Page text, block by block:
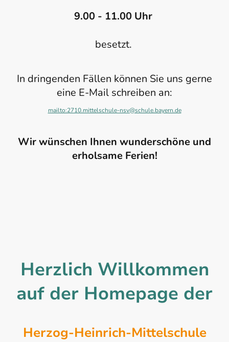
9.00 - 11.00 Uhr
besetzt.
In dringenden Fällen können Sie uns gerne
eine E-Mail schreiben an:
mailto:2710.mittelschule-nsv@schule.bayern.de
Wir wünschen Ihnen wunderschöne und
erholsame Ferien!
Herzlich Willkommen
auf der Homepage der
Herzog-Heinrich-Mittelschule